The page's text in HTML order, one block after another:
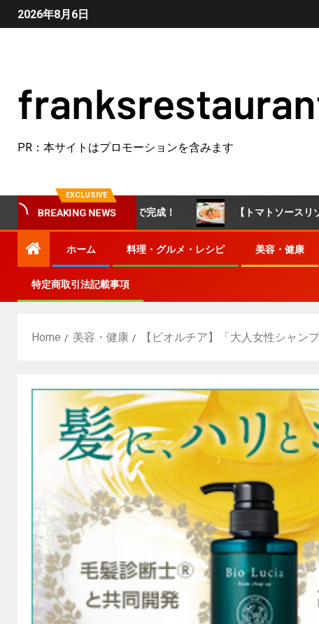
2026年8月6日
PR：本サイトはプロモーションを含みます
EXCLUSIVE
BREAKING NEWS
市販のルウなしで完成！ 【トマトソースリゾット】ワン
ホーム 料理・グルメ・レシピ 美容・健康
特定商取引法記載事項
Home 美容・健康 【ビオルチア】「大人女性シャン